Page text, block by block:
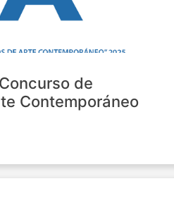
de
Contemporáneo